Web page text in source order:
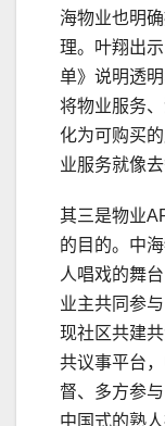
海物业也明
理。叶翔出
单》说明透
将物业服务
化为可购买
业服务就像
其三是物业
的目的。中
人唱戏的舞
业主共同参
现社区共建
共议事平台
督、多方参
中国式的熟